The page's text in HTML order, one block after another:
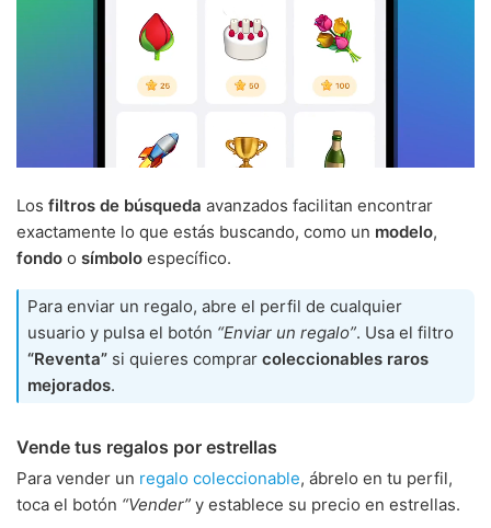
Los filtros de búsqueda avanzados facilitan encontrar
exactamente lo que estás buscando, como un modelo,
fondo o símbolo específico.
Para enviar un regalo, abre el perfil de cualquier
usuario y pulsa el botón “Enviar un regalo”. Usa el filtro
“Reventa” si quieres comprar coleccionables raros
mejorados.
Vende tus regalos por estrellas
Para vender un regalo coleccionable, ábrelo en tu perfil,
toca el botón “Vender” y establece su precio en estrellas.